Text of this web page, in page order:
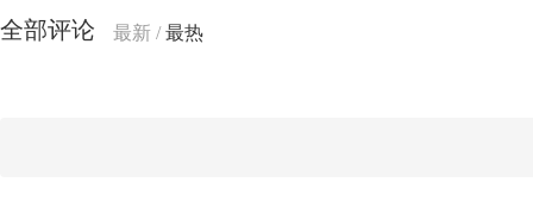
全部评论 最新 /最热